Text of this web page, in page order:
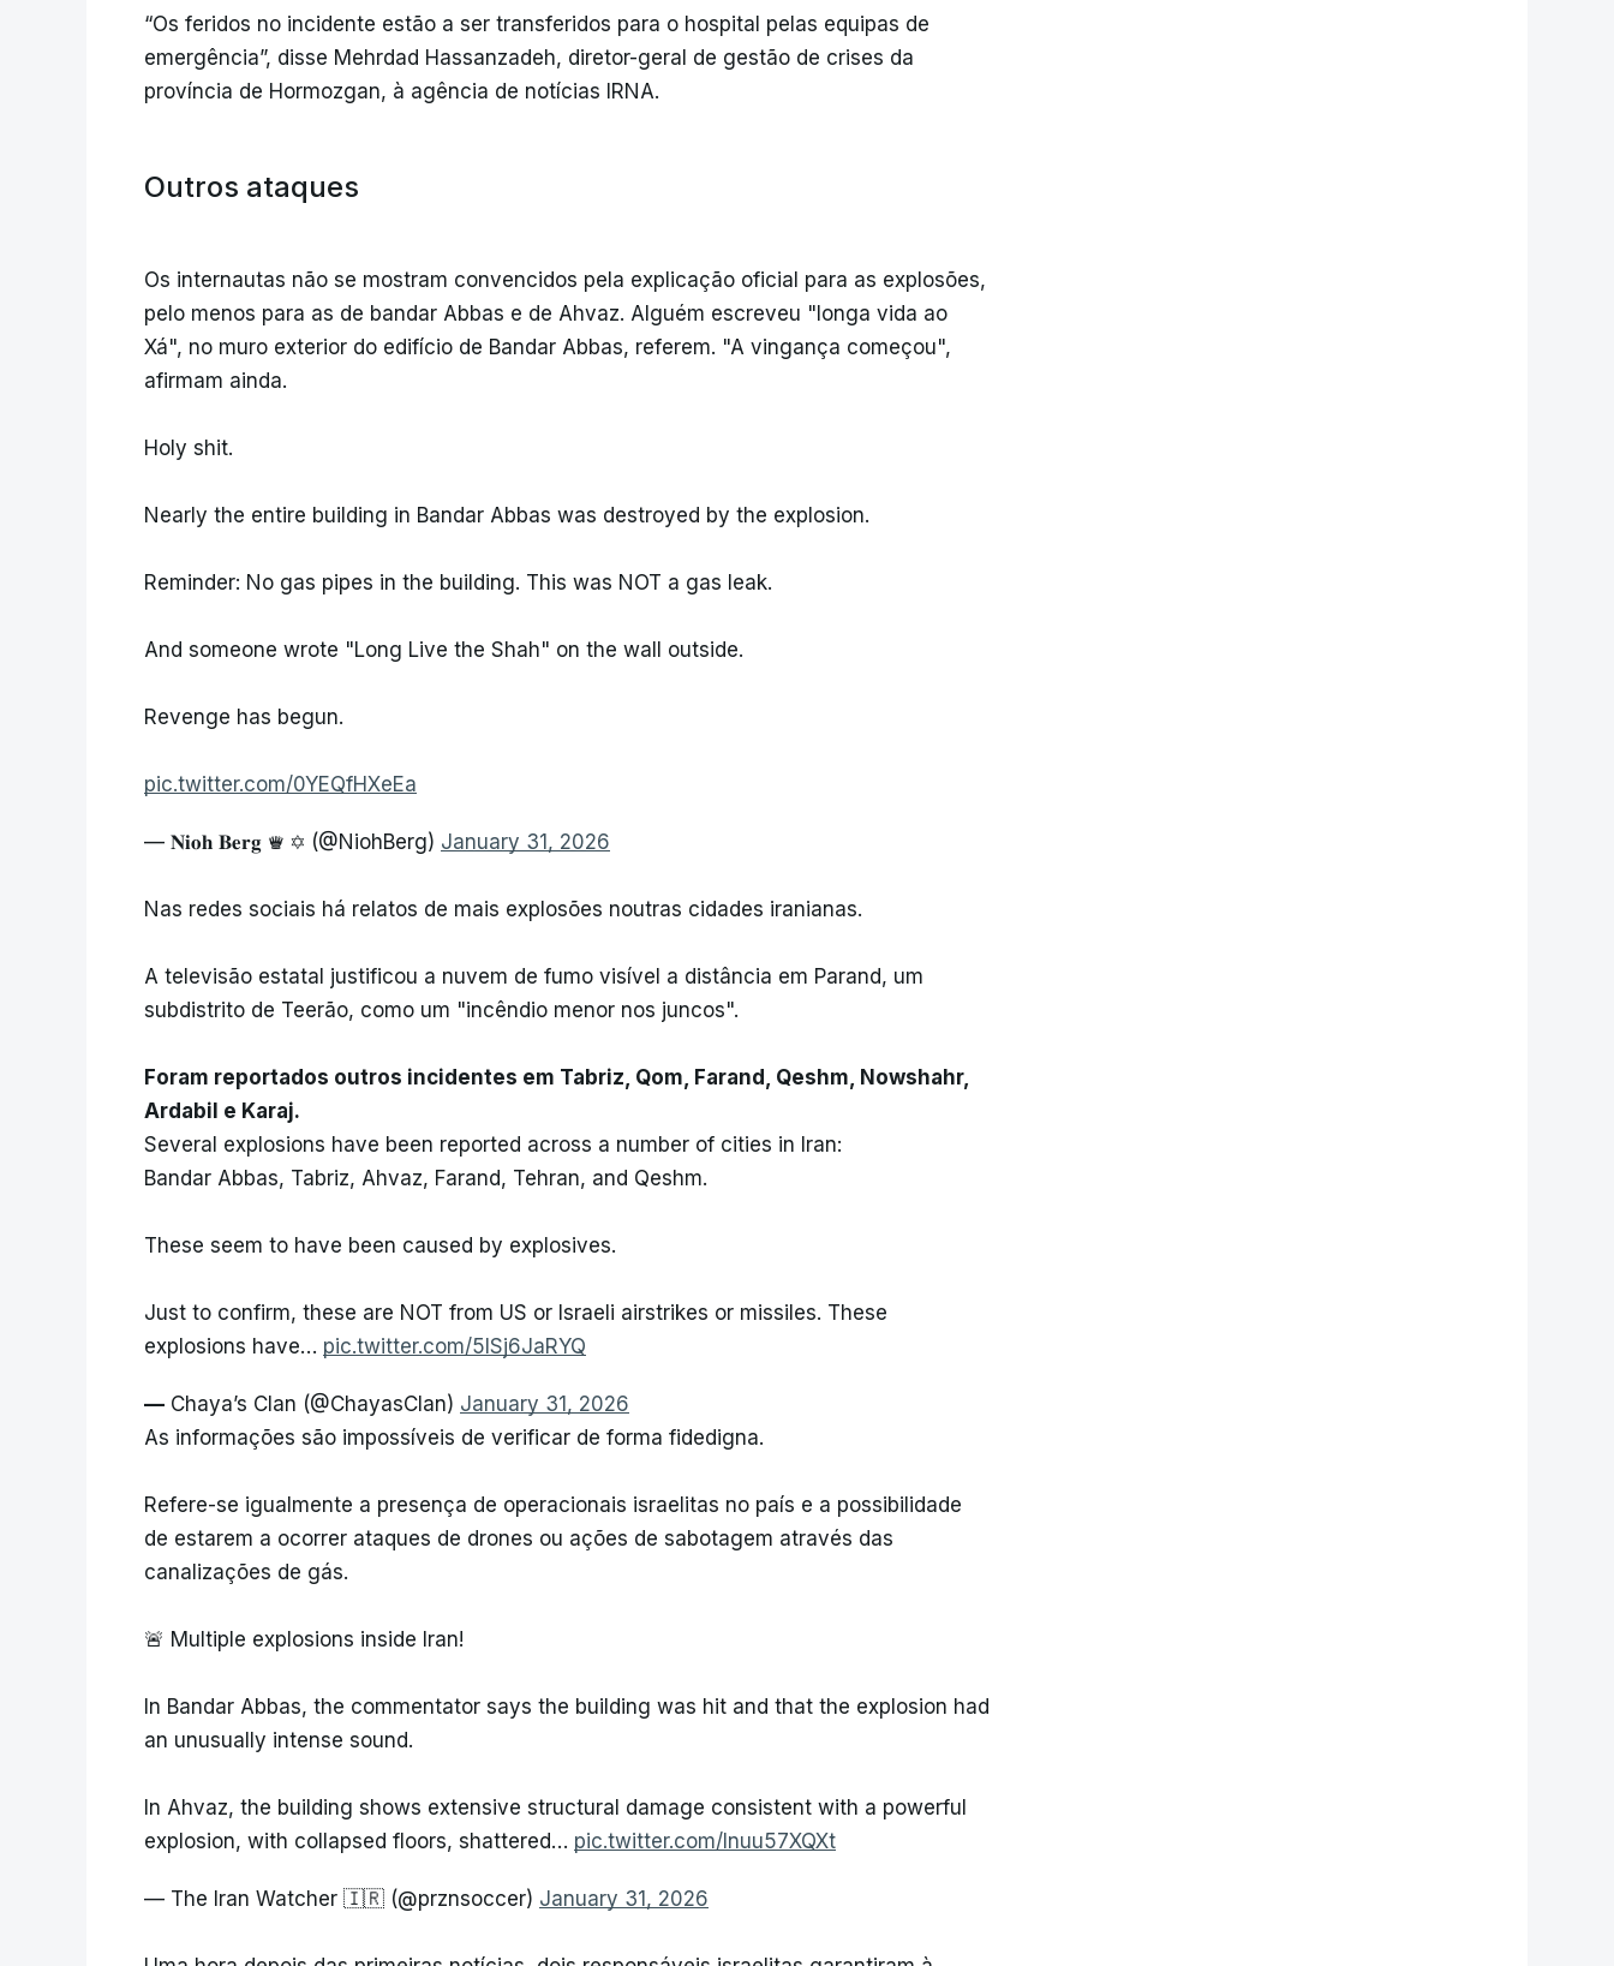
“Os feridos no incidente estão a ser transferidos para o hospital pelas equipas de
emergência”, disse Mehrdad Hassanzadeh, diretor-geral de gestão de crises da
província de Hormozgan, à agência de notícias IRNA.
Outros ataques
Os internautas não se mostram convencidos pela explicação oficial para as explosões,
pelo menos para as de bandar Abbas e de Ahvaz. Alguém escreveu "longa vida ao
Xá", no muro exterior do edifício de Bandar Abbas, referem. "A vingança começou",
afirmam ainda.
Holy shit.
Nearly the entire building in Bandar Abbas was destroyed by the explosion.
Reminder: No gas pipes in the building. This was NOT a gas leak.
And someone wrote "Long Live the Shah" on the wall outside.
Revenge has begun.
pic.twitter.com/0YEQfHXeEa
— 𝐍𝐢𝐨𝐡 𝐁𝐞𝐫𝐠 ♛ ✡︎ (@NiohBerg) January 31, 2026
Nas redes sociais há relatos de mais explosões noutras cidades iranianas.
A televisão estatal justificou a nuvem de fumo visível a distância em Parand, um
subdistrito de Teerão, como um "incêndio menor nos juncos".
Foram reportados outros incidentes em Tabriz, Qom, Farand, Qeshm, Nowshahr,
Ardabil e Karaj.
Several explosions have been reported across a number of cities in Iran:
Bandar Abbas, Tabriz, Ahvaz, Farand, Tehran, and Qeshm.
These seem to have been caused by explosives.
Just to confirm, these are NOT from US or Israeli airstrikes or missiles. These
explosions have… pic.twitter.com/5ISj6JaRYQ
— Chaya’s Clan (@ChayasClan) January 31, 2026
As informações são impossíveis de verificar de forma fidedigna.
Refere-se igualmente a presença de operacionais israelitas no país e a possibilidade
de estarem a ocorrer ataques de drones ou ações de sabotagem através das
canalizações de gás.
🚨 Multiple explosions inside Iran!
In Bandar Abbas, the commentator says the building was hit and that the explosion had
an unusually intense sound.
In Ahvaz, the building shows extensive structural damage consistent with a powerful
explosion, with collapsed floors, shattered… pic.twitter.com/Inuu57XQXt
— The Iran Watcher 🇮🇷 (@prznsoccer) January 31, 2026